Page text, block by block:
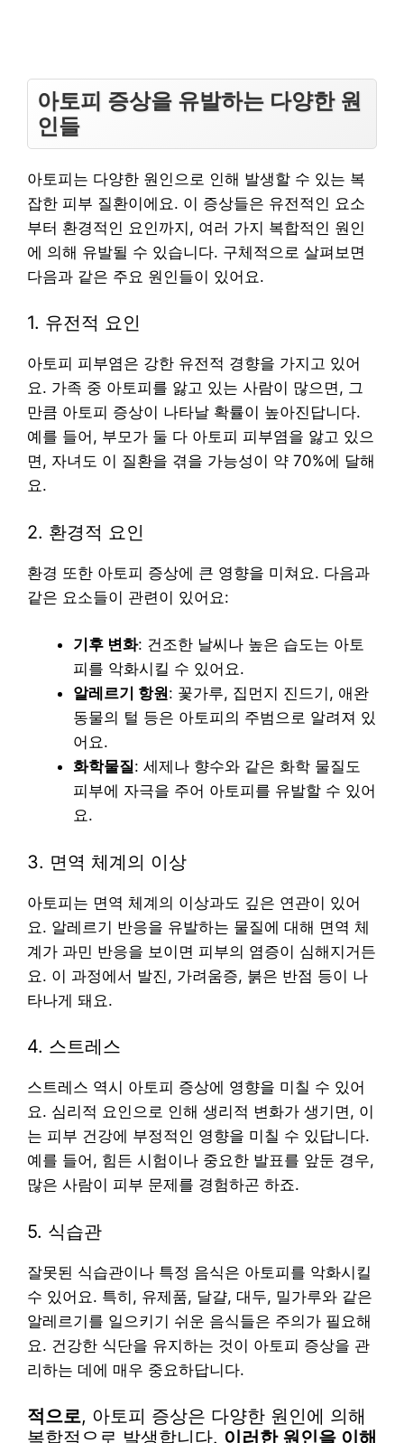
아토피 증상을 유발하는 다양한 원
인들
아토피는 다양한 원인으로 인해 발생할 수 있는 복
잡한 피부 질환이에요. 이 증상들은 유전적인 요소
부터 환경적인 요인까지, 여러 가지 복합적인 원인
에 의해 유발될 수 있습니다. 구체적으로 살펴보면
다음과 같은 주요 원인들이 있어요.
1. 유전적 요인
아토피 피부염은 강한 유전적 경향을 가지고 있어
요. 가족 중 아토피를 앓고 있는 사람이 많으면, 그
만큼 아토피 증상이 나타날 확률이 높아진답니다.
예를 들어, 부모가 둘 다 아토피 피부염을 앓고 있으
면, 자녀도 이 질환을 겪을 가능성이 약 70%에 달해
요.
2. 환경적 요인
환경 또한 아토피 증상에 큰 영향을 미쳐요. 다음과
같은 요소들이 관련이 있어요:
기후 변화: 건조한 날씨나 높은 습도는 아토
피를 악화시킬 수 있어요.
알레르기 항원: 꽃가루, 집먼지 진드기, 애완
동물의 털 등은 아토피의 주범으로 알려져 있
어요.
화학물질: 세제나 향수와 같은 화학 물질도
피부에 자극을 주어 아토피를 유발할 수 있어
요.
3. 면역 체계의 이상
아토피는 면역 체계의 이상과도 깊은 연관이 있어
요. 알레르기 반응을 유발하는 물질에 대해 면역 체
계가 과민 반응을 보이면 피부의 염증이 심해지거든
요. 이 과정에서 발진, 가려움증, 붉은 반점 등이 나
타나게 돼요.
4. 스트레스
스트레스 역시 아토피 증상에 영향을 미칠 수 있어
요. 심리적 요인으로 인해 생리적 변화가 생기면, 이
는 피부 건강에 부정적인 영향을 미칠 수 있답니다.
예를 들어, 힘든 시험이나 중요한 발표를 앞둔 경우,
많은 사람이 피부 문제를 경험하곤 하죠.
5. 식습관
잘못된 식습관이나 특정 음식은 아토피를 악화시킬
수 있어요. 특히, 유제품, 달걀, 대두, 밀가루와 같은
알레르기를 일으키기 쉬운 음식들은 주의가 필요해
요. 건강한 식단을 유지하는 것이 아토피 증상을 관
리하는 데에 매우 중요하답니다.
적으로, 아토피 증상은 다양한 원인에 의해
복합적으로 발생합니다. 이러한 원인을 이해